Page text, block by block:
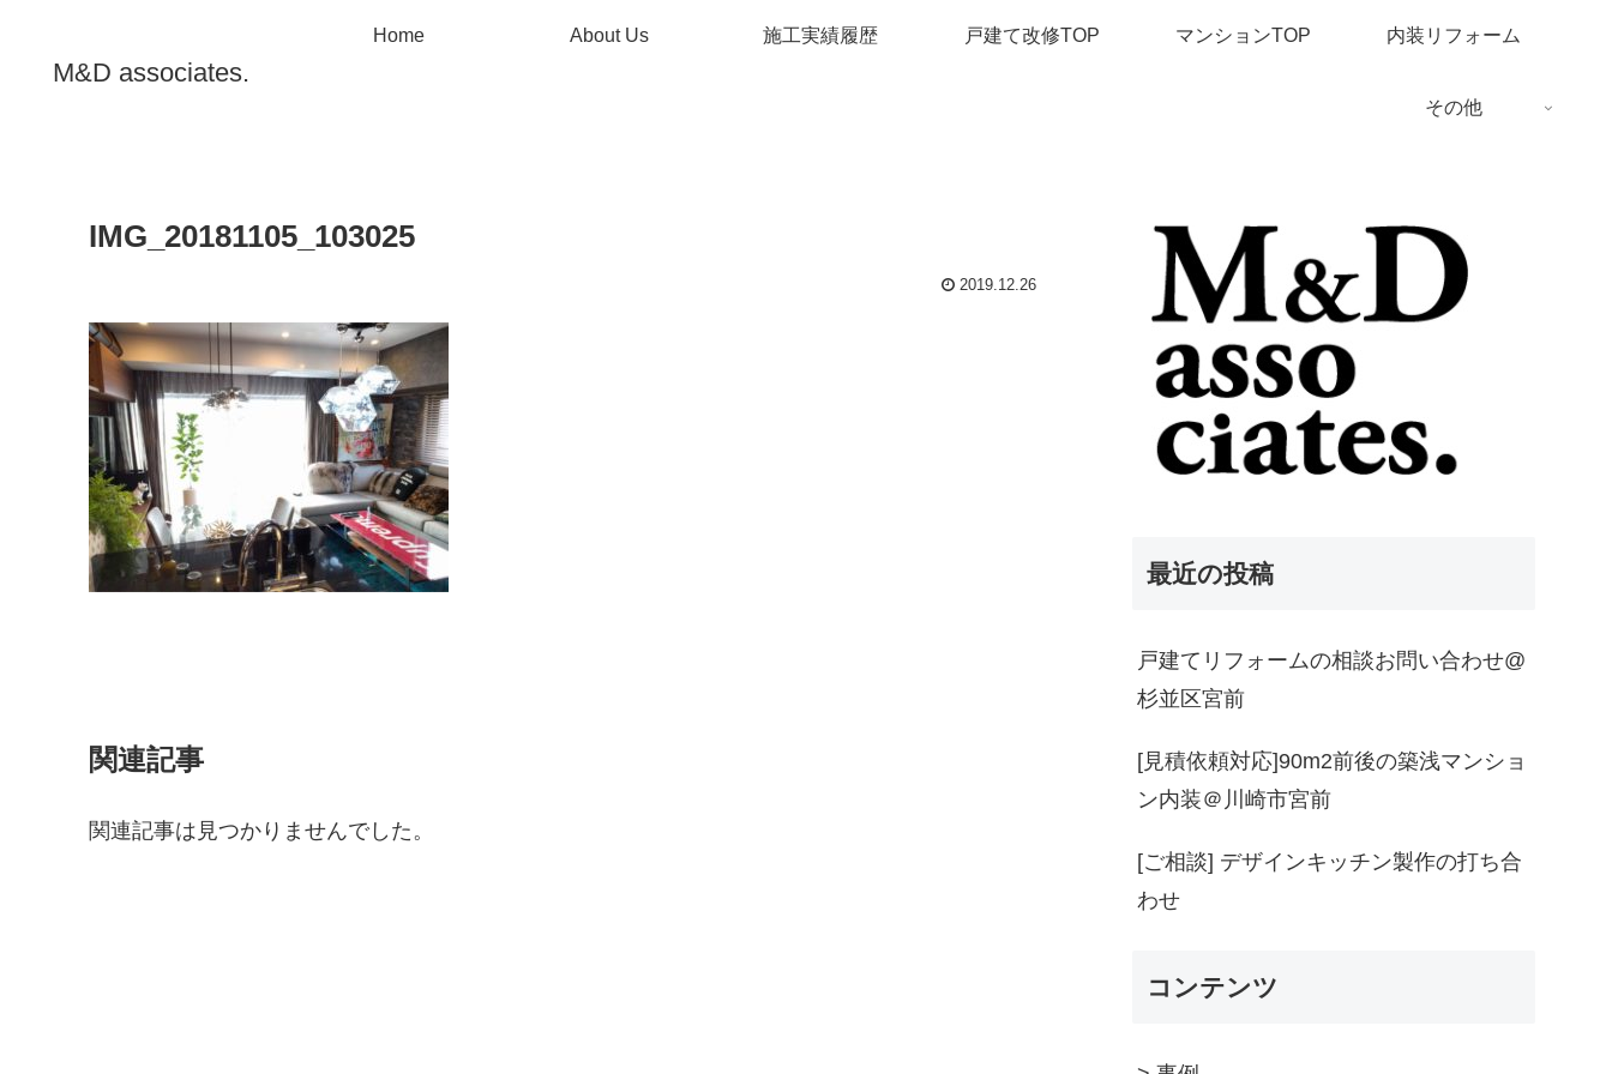
M&D associates.
Home About Us 施工実績履歴 戸建て改修TOP マンションTOP 内装リフォーム
その他
IMG_20181105_103025
2019.12.26
関連記事
関連記事は見つかりませんでした。
最近の投稿
戸建てリフォームの相談お問い合わせ@
杉並区宮前
[見積依頼対応]90m2前後の築浅マンショ
ン内装＠川崎市宮前
[ご相談] デザインキッチン製作の打ち合
わせ
コンテンツ